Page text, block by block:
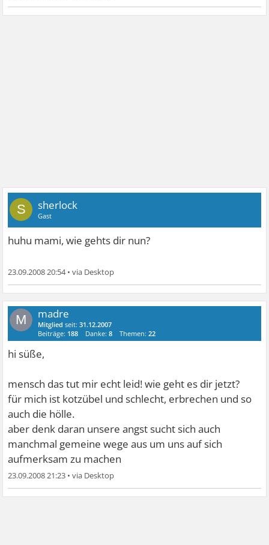
S sherlock
Gast
huhu mami, wie gehts dir nun?
23.09.2008 20:54•
M madre
Mitglied seit:31.12.2007
Beiträge: 188 Danke:8 Themen:22
hi süße,
mensch das tut mir echt leid! wie geht es dir jetzt?
für mich ist kotzübel und schlecht, erbrechen und so
auch die hölle.
aber denk daran unsere angst sucht sich auch
manchmal gemeine wege aus um uns auf sich
aufmerksam zu machen
23.09.2008 21:23 •